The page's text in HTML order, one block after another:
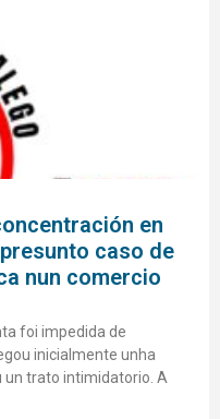
en
caso de
nun comercio
foi impedida de
inicialmente unha
un trato intimidatorio. A